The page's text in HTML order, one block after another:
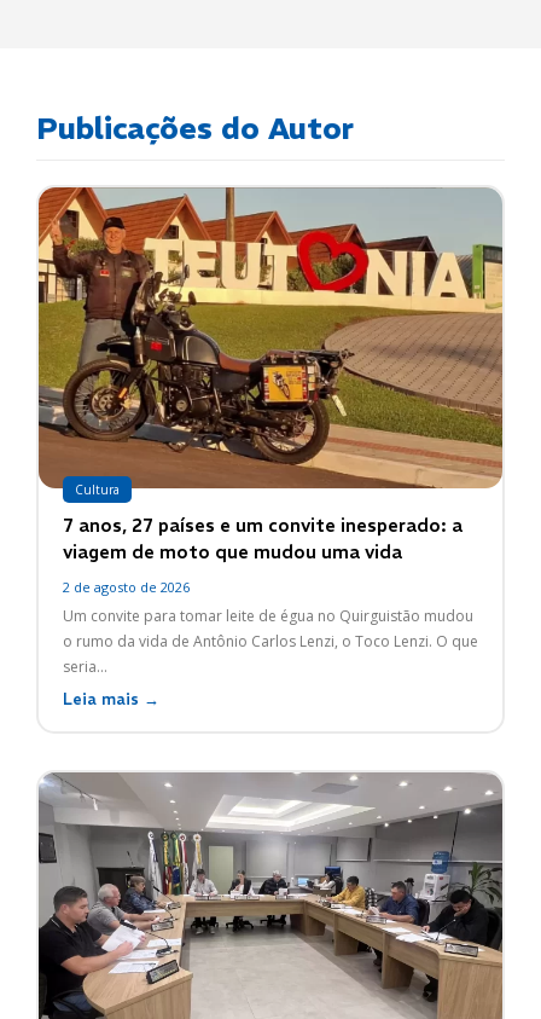
Publicações do Autor
Cultura
7 anos, 27 países e um convite inesperado: a
viagem de moto que mudou uma vida
2 de agosto de 2026
Um convite para tomar leite de égua no Quirguistão mudou
o rumo da vida de Antônio Carlos Lenzi, o Toco Lenzi. O que
seria...
Leia mais →